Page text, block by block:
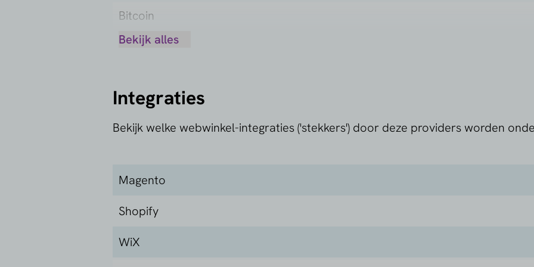
Bitcoin
Boleto Bancario
Dankort
Debit MasterCard
Bekijk alles
Integraties
Bekijk welke webwinkel-integraties ('stekkers') door deze providers worden
Magento
Shopify
WiX